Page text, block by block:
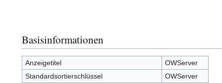
Basisinformationen
Anzeigetitel
OWServer
Standardsortierschlüssel
OWServer